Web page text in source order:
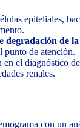
epiteliales,
degradación de
punto de atención.
el diagnóstico
renales.
con un